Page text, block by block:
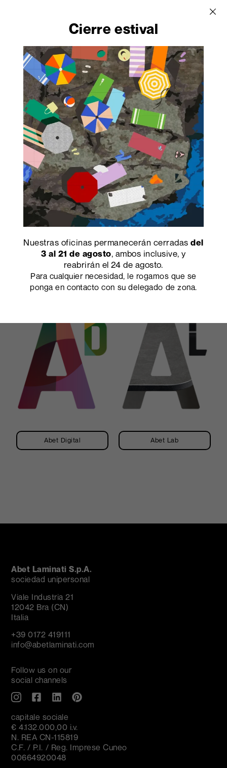
Abet Digital Abet Lab
Abet Laminati S.p.A.
sociedad unipersonal
Viale Industria 21
12042 Bra (CN)
Italia
+39 0172 419111
info@abetlaminati.com
Follow us on our
social channels
capitale sociale
€ 4.132.000,00 i.v.
N. REA CN-115819
C.F. / P.I. / Reg. Imprese Cuneo
00664920048
Cierre estival
Nuestras oficinas permanecerán cerradas del
3 al 21 de agosto, ambos inclusive, y
reabrirán el 24 de agosto.
Para cualquier necesidad, le rogamos que se
ponga en contacto con su delegado de zona.